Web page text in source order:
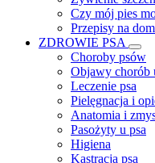
Czy mój pies
Przepisy na
ZDROWIE PSA
Choroby psów
Objawy chorób
Leczenie psa
Pielęgnacja i
Anatomia i
Pasożyty u psa
Higiena
Kastracja psa